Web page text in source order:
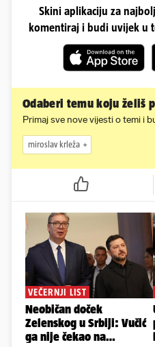
Skini aplikaciju za
komentiraj i budi uvijek u
Odaberi temu koju želiš
Primaj sve nove vijesti o temi i
miroslav krleža